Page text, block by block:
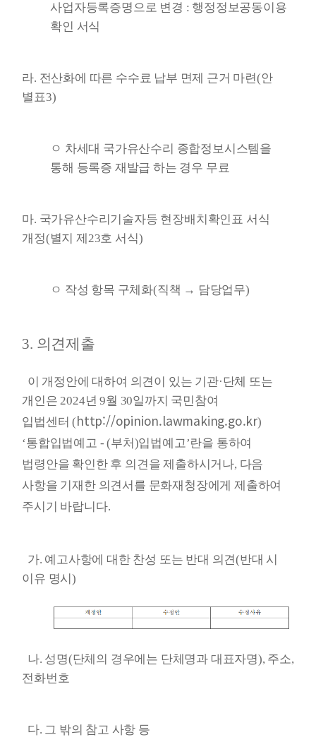
사업자등록증명으로 변경 : 행정정보공동이용
확인 서식
라. 전산화에 따른 수수료 납부 면제 근거 마련(안
별표3)
ㅇ 차세대 국가유산수리 종합정보시스템을
통해 등록증 재발급 하는 경우 무료
마. 국가유산수리기술자등 현장배치확인표 서식
개정(별지 제23호 서식)
ㅇ 작성 항목 구체화(직책 → 담당업무)
3. 의견제출
이 개정안에 대하여 의견이 있는 기관·단체 또는
개인은 2024년 9월 30일까지 국민참여
입법센터(http://opinion.lawmaking.go.kr)
‘통합입법예고 - (부처)입법예고’란을 통하여
법령안을 확인한 후 의견을 제출하시거나, 다음
사항을 기재한 의견서를 문화재청장에게 제출하여
주시기 바랍니다.
가. 예고사항에 대한 찬성 또는 반대 의견(반대 시
이유 명시)
나. 성명(단체의 경우에는 단체명과 대표자명), 주소,
전화번호
다. 그 밖의 참고 사항 등